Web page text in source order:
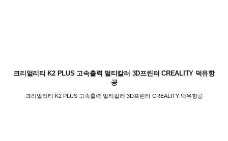
크리얼리티 K2 PLUS 고속출력 멀티칼러 3D프린터 CREALITY 덕유항
공
크리얼리티 K2 PLUS 고속출력 멀티칼러 3D프린터 CREALITY 덕유항공